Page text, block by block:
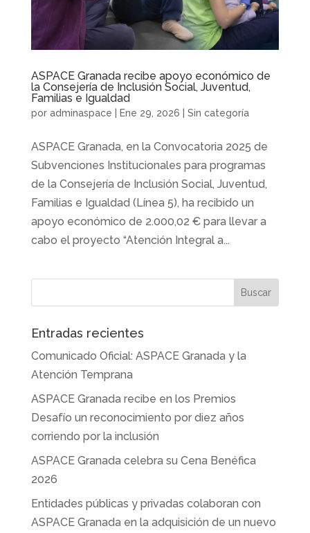
ASPACE Granada recibe apoyo económico de
la Consejería de Inclusión Social, Juventud,
Familias e Igualdad
por adminaspace Ene 29, 2026 Sin categoría
ASPACE Granada, en la Convocatoria 2025 de
Subvenciones Institucionales para programas
de la Consejería de Inclusión Social, Juventud,
Familias e Igualdad (Línea 5), ha recibido un
apoyo económico de 2.000,02 € para llevar a
cabo el proyecto “Atención Integral a...
Entradas recientes
Comunicado Oficial: ASPACE Granada y la
Atención Temprana
ASPACE Granada recibe en los Premios
Desafío un reconocimiento por diez años
corriendo por la inclusión
ASPACE Granada celebra su Cena Benéfica
2026
Entidades públicas y privadas colaboran con
ASPACE Granada en la adquisición de un nuevo